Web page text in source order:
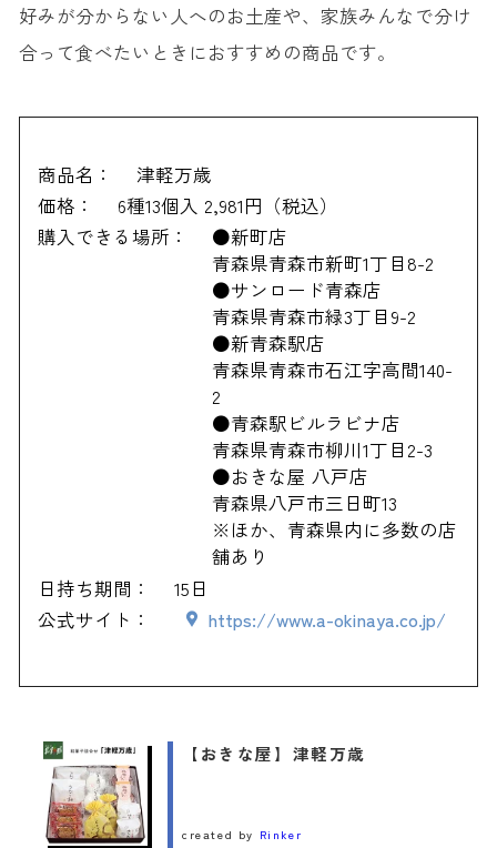
好みが分からない人へのお土産や、家族みんなで分け
合って食べたいときにおすすめの商品です。
商品名：
津軽万歳
価格：
6種13個入 2,981円（税込）
購入できる場所：
●新町店
青森県青森市新町1丁目8-2
●サンロード青森店
青森県青森市緑3丁目9-2
●新青森駅店
青森県青森市石江字高間140-
2
●青森駅ビルラビナ店
青森県青森市柳川1丁目2-3
●おきな屋 八戸店
青森県八戸市三日町13
※ほか、青森県内に多数の店
舗あり
日持ち期間：
15日
公式サイト：
https://www.a-okinaya.co.jp/
【おきな屋】津軽万歳
created by Rinker